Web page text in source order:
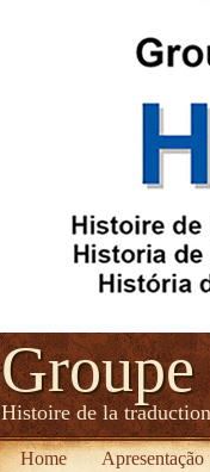
Histoire de la
Home Apresentação